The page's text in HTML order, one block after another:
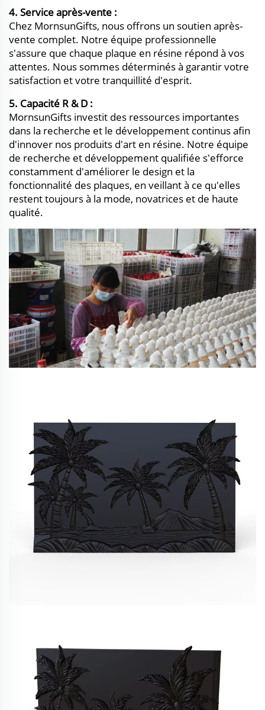
4. Service après-vente :
Chez MornsunGifts, nous offrons un soutien après-
vente complet. Notre équipe professionnelle
s'assure que chaque plaque en résine répond à vos
attentes. Nous sommes déterminés à garantir votre
satisfaction et votre tranquillité d'esprit.
5. Capacité R & D :
MornsunGifts investit des ressources importantes
dans la recherche et le développement continus afin
d'innover nos produits d'art en résine. Notre équipe
de recherche et développement qualifiée s'efforce
constamment d'améliorer le design et la
fonctionnalité des plaques, en veillant à ce qu'elles
restent toujours à la mode, novatrices et de haute
qualité.